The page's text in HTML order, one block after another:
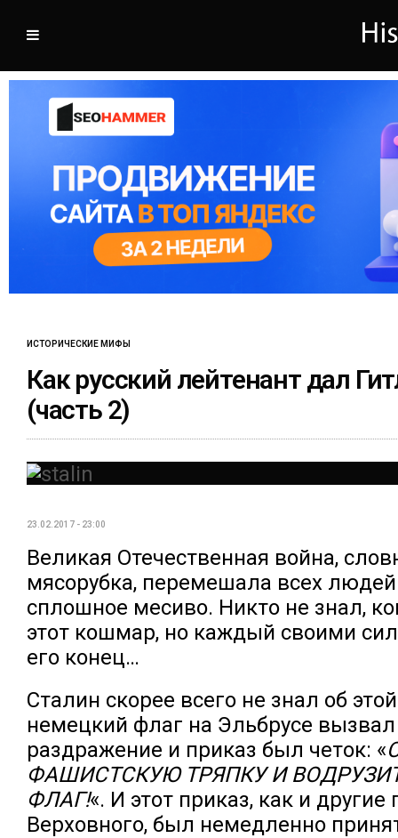
ИСТОРИЧЕСКИЕ МИФЫ
Как русский лейтенант дал
(часть 2)
23.02.2017 - 23:00
Великая Отечественная война,
мясорубка, перемешала всех
сплошное месиво. Никто не знал,
этот кошмар, но каждый своими
его конец…
Сталин скорее всего не знал об
немецкий флаг на Эльбрусе вызвал
раздражение и приказ был четок: «
ФАШИСТСКУЮ ТРЯПКУ И
ФЛАГ!«. И этот приказ, как и другие
Верховного, был немедленно